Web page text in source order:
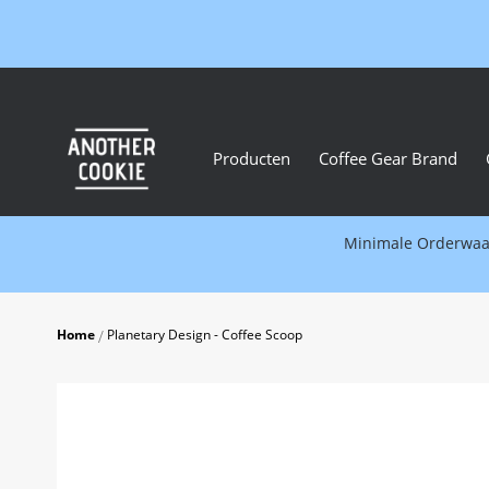
Producten Coffee Gear Brand
Minimale
Home Planetary Design - Coffee Scoop